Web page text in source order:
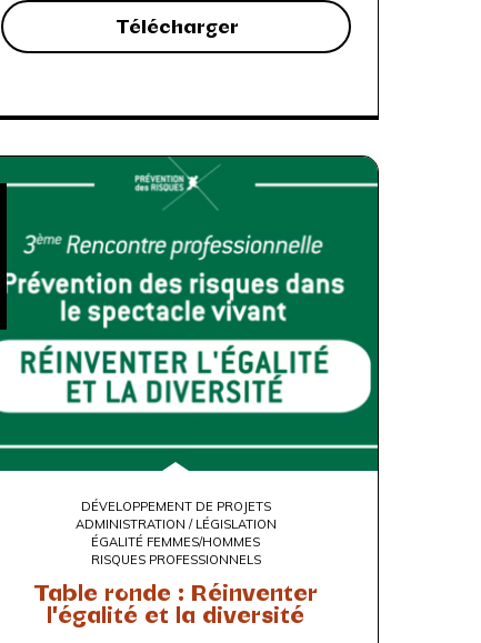
Télécharger
DÉVELOPPEMENT DE PROJETS
ADMINISTRATION / LÉGISLATION
ÉGALITÉ FEMMES/HOMMES
RISQUES PROFESSIONNELS
Table ronde : Réinventer
l'égalité et la diversité